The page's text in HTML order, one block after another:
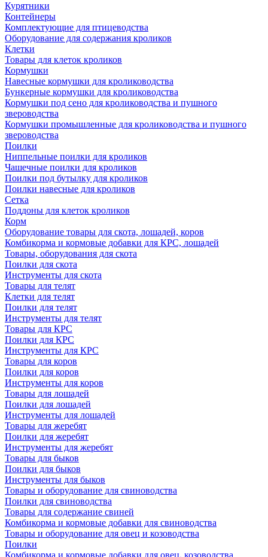
Курятники
Контейнеры
Комплектующие для птицеводства
Оборудование для содержания кроликов
Клетки
Товары для клеток кроликов
Кормушки
Навесные кормушки для кролиководства
Бункерные кормушки для кролиководства
Кормушки под сено для кролиководства и пушного
звероводства
Кормушки промышленные для кролиководства и пушного
звероводства
Поилки
Ниппельные поилки для кроликов
Чашечные поилки для кроликов
Поилки под бутылку для кроликов
Поилки навесные для кроликов
Сетка
Поддоны для клеток кроликов
Корм
Оборудование товары для скота, лошадей, коров
Комбикорма и кормовые добавки для КРС, лошадей
Товары, оборудования для скота
Поилки для скота
Инструменты для скота
Товары для телят
Клетки для телят
Поилки для телят
Инструменты для телят
Товары для КРС
Поилки для КРС
Инструменты для КРС
Товары для коров
Поилки для коров
Инструменты для коров
Товары для лошадей
Поилки для лошадей
Инструменты для лошадей
Товары для жеребят
Поилки для жеребят
Инструменты для жеребят
Товары для быков
Поилки для быков
Инструменты для быков
Товары и оборудование для свиноводства
Поилки для свиноводства
Товары для содержание свиней
Комбикорма и кормовые добавки для свиноводства
Товары и оборудование для овец и козоводства
Поилки
Комбикорма и кормовые добавки для овец, козоводства